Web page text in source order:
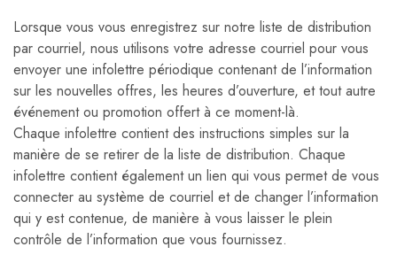
Lorsque vous vous enregistrez sur notre liste de distribution
par courriel, nous utilisons votre adresse courriel pour vous
envoyer une infolettre périodique contenant de l’information
sur les nouvelles offres, les heures d’ouverture, et tout autre
événement ou promotion offert à ce moment-là.
Chaque infolettre contient des instructions simples sur la
manière de se retirer de la liste de distribution. Chaque
infolettre contient également un lien qui vous permet de vous
connecter au système de courriel et de changer l’information
qui y est contenue, de manière à vous laisser le plein
contrôle de l’information que vous fournissez.